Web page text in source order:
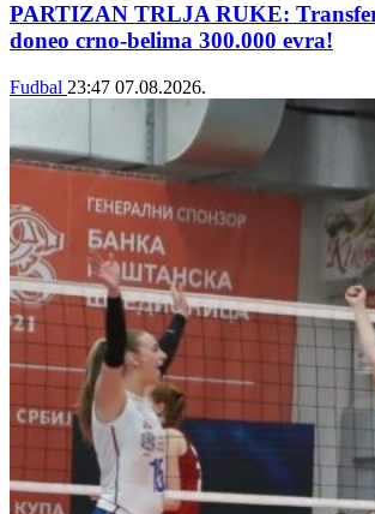
PARTIZAN TRLJA RUKE:
doneo crno-belima 300.000 evra!
Fudbal 23:47 07.08.2026.